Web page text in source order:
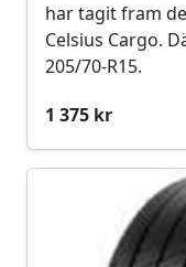
har tagit fram
Celsius Cargo.
205/70-R15.
1 375 kr